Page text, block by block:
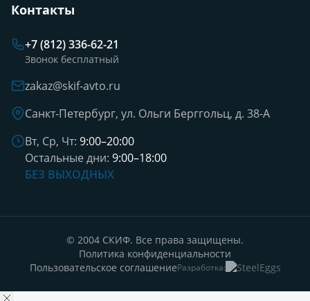
Контакты
+7 (812) 336-62-21
Звонок бесплатный
zakaz@skif-avto.ru
Санкт-Петербург, ул. Ольги Берггольц, д. 38-А
Вт, Ср, Чт: 9:00–20:00
Остальные дни: 9:00–18:00
БЕЗ ВЫХОДНЫХ
© 2004 СКИФ. Все права защищены.
Политика конфиденциальности
Пользовательское соглашениеРазработка: